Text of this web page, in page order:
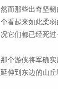
然而那些出奇坚
个看起来如此柔
况它们都已经死过
那个游侠将军确
延伸到东边的山